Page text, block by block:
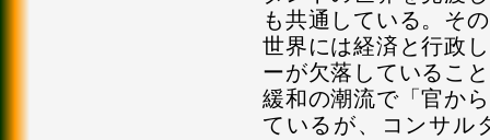
も共通している。そ
世界には経済と行政
ーが欠落しているこ
緩和の潮流で「官か
ているが、コンサル